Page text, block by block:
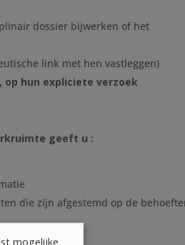
dossier bijwerken of het
link met hen vastleggen)
hun expliciete verzoek
geeft u :
die zijn afgestemd op de
mogelijke